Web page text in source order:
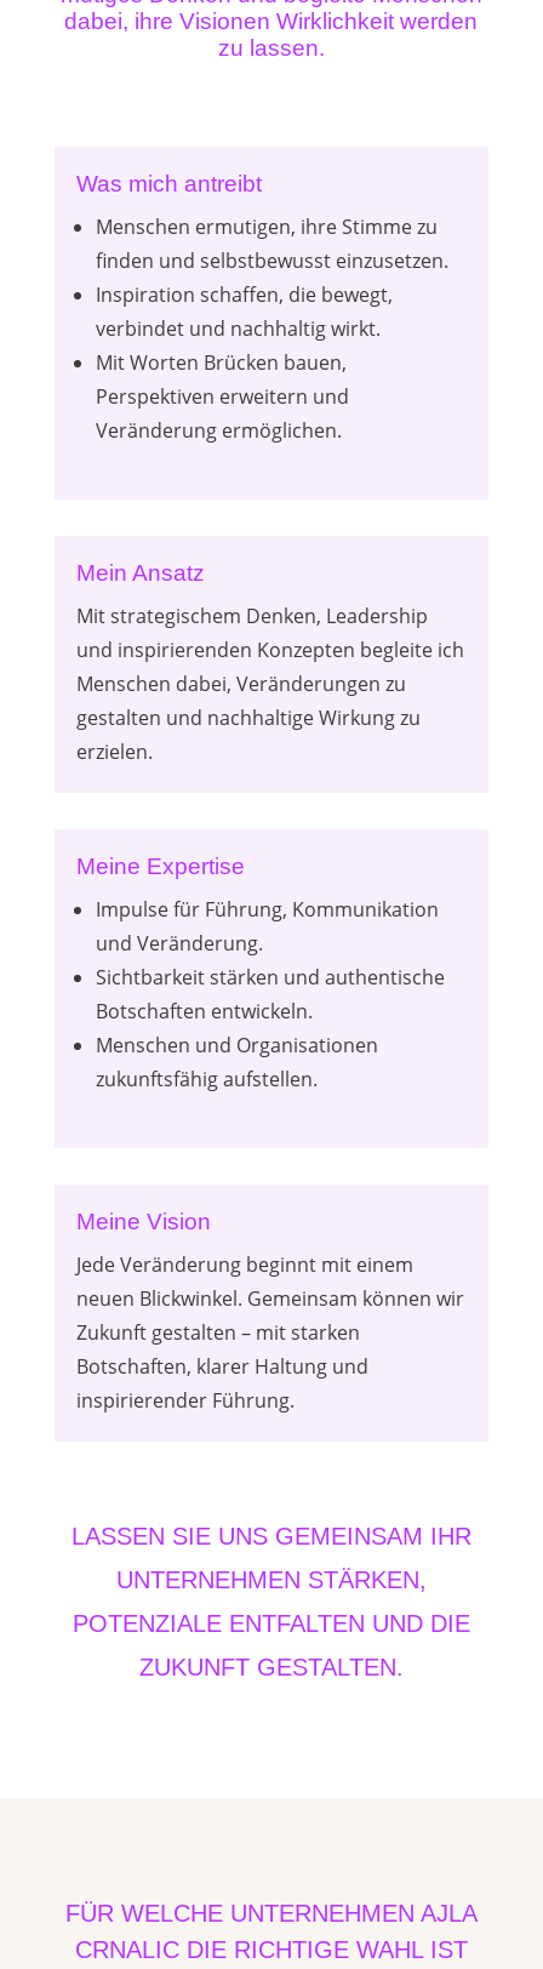
dabei, ihre Visionen Wirklichkeit werden
zu lassen.
Was mich antreibt
Menschen ermutigen, ihre Stimme zu
finden und selbstbewusst einzusetzen.
Inspiration schaffen, die bewegt,
verbindet und nachhaltig wirkt.
Mit Worten Brücken bauen,
Perspektiven erweitern und
Veränderung ermöglichen.
Mein Ansatz
Mit strategischem Denken, Leadership
und inspirierenden Konzepten begleite ich
Menschen dabei, Veränderungen zu
gestalten und nachhaltige Wirkung zu
erzielen.
Meine Expertise
Impulse für Führung, Kommunikation
und Veränderung.
Sichtbarkeit stärken und authentische
Botschaften entwickeln.
Menschen und Organisationen
zukunftsfähig aufstellen.
Meine Vision
Jede Veränderung beginnt mit einem
neuen Blickwinkel. Gemeinsam können wir
Zukunft gestalten – mit starken
Botschaften, klarer Haltung und
inspirierender Führung.
LASSEN SIE UNS GEMEINSAM IHR
UNTERNEHMEN STÄRKEN,
POTENZIALE ENTFALTEN UND DIE
ZUKUNFT GESTALTEN.
FÜR WELCHE UNTERNEHMEN AJLA
CRNALIC DIE RICHTIGE WAHL IST